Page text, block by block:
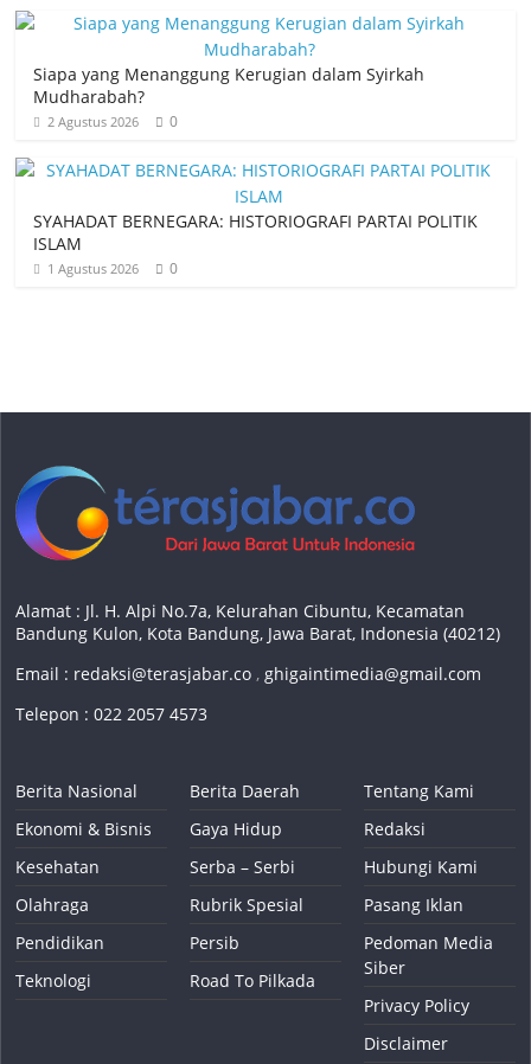
Siapa yang Menanggung Kerugian dalam Syirkah
Mudharabah?
2 Agustus 2026 0
SYAHADAT BERNEGARA: HISTORIOGRAFI PARTAI POLITIK
ISLAM
1 Agustus 2026 0
Alamat : Jl. H. Alpi No.7a, Kelurahan Cibuntu, Kecamatan
Bandung Kulon, Kota Bandung, Jawa Barat, Indonesia (40212)
Email : redaksi@terasjabar.co ,ghigaintimedia@gmail.com
Telepon : 022 2057 4573
Berita Nasional
Ekonomi & Bisnis
Kesehatan
Olahraga
Pendidikan
Teknologi
Berita Daerah
Gaya Hidup
Serba – Serbi
Rubrik Spesial
Persib
Road To Pilkada
Tentang Kami
Redaksi
Hubungi Kami
Pasang Iklan
Pedoman Media
Siber
Privacy Policy
Disclaimer